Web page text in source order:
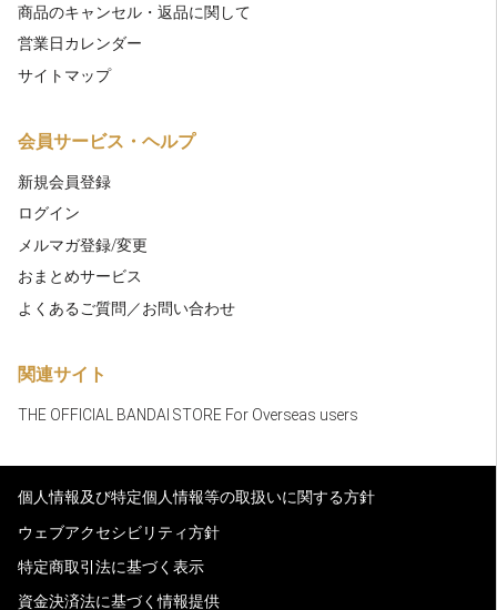
商品のキャンセル・返品に関して
営業日カレンダー
サイトマップ
会員サービス・ヘルプ
新規会員登録
ログイン
メルマガ登録/変更
おまとめサービス
よくあるご質問／お問い合わせ
関連サイト
THE OFFICIAL BANDAI STORE For Overseas users
個人情報及び特定個人情報等の取扱いに関する方針
ウェブアクセシビリティ方針
特定商取引法に基づく表示
資金決済法に基づく情報提供